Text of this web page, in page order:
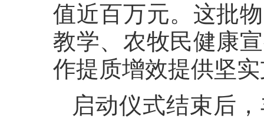
值近百万元。这批
教学、农牧民健康
作提质增效提供坚
启动仪式结束后